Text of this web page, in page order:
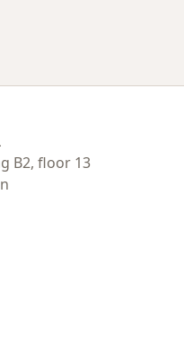
B2, floor 13